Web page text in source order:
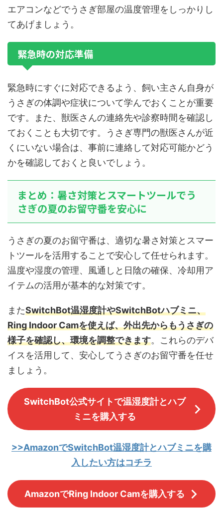
エアコンなどでうさぎ部屋の温度管理をしっかりし
てあげましょう。
緊急時の対応準備
緊急時にすぐに対応できるよう、飼い主さん自身が
うさぎの体調や症状について学んでおくことが重要
です。また、獣医さんの連絡先や診察時間を確認し
ておくことも大切です。うさぎ専門の獣医さんが近
くにいない場合は、事前に連絡して対応可能かどう
かを確認しておくと良いでしょう。
まとめ：暑さ対策とスマートツールでう
さぎの夏のお留守番を安心に
うさぎの夏のお留守番は、適切な暑さ対策とスマー
トツールを活用することで安心して任せられます。
温度や湿度の管理、風通しと日陰の確保、冷却用ア
イテムの活用が基本的な対策です。
またSwitchBot温湿度計やSwitchBotハブミニ、
Ring Indoor Camを使えば、外出先からもうさぎの
様子を確認し、環境を調整できます。これらのデバ
イスを活用して、安心してうさぎのお留守番を任せ
ましょう。
SwitchBot公式サイトで温湿度計とハブ
ミニを購入する
>>AmazonでSwitchBot温湿度計とハブミニを購
入したい方はコチラ
AmazonでRing Indoor Camを購入する